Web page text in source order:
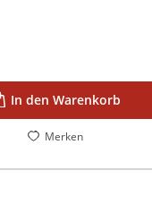
In den Warenkorb
Merken